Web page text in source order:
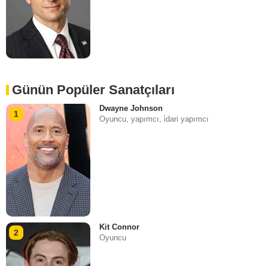
Günün Popüler Sanatçıları
1
Dwayne Johnson
Oyuncu, yapımcı, i̇dari yapımcı
2
Kit Connor
Oyuncu